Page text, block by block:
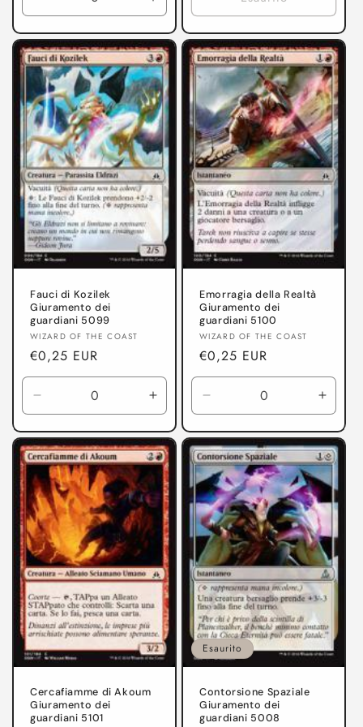
Diminuisci
quantità
per
Giuramento
dei
guardiani
Aumenta
quantità
per
Giuramento
dei
guardiani
Fauci di Kozilek
Giuramento dei
guardiani 5099
Produttore:
WIZARD OF THE COAST
Prezzo
di
listino
€0,25 EUR
Diminuisci
quantità
per
Giuramento
dei
guardiani
Aumenta
quantità
per
Giuramento
dei
guardiani
Emorragia della Realtà
Giuramento dei
guardiani 5100
Produttore:
WIZARD OF THE COAST
Prezzo
di
listino
€0,25 EUR
Diminuisci
quantità
per
Giuramento
dei
guardiani
per
dei
Cercafiamme di Akoum
Giuramento dei
guardiani 5101
Esaurito
Contorsione Spaziale
Giuramento dei
guardiani 5008